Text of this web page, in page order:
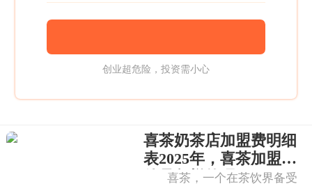
创业超危险，投资需小心
喜茶奶茶店加盟费明细
表2025年，喜茶加盟条
件是怎样的呢
喜茶，一个在茶饮界备受